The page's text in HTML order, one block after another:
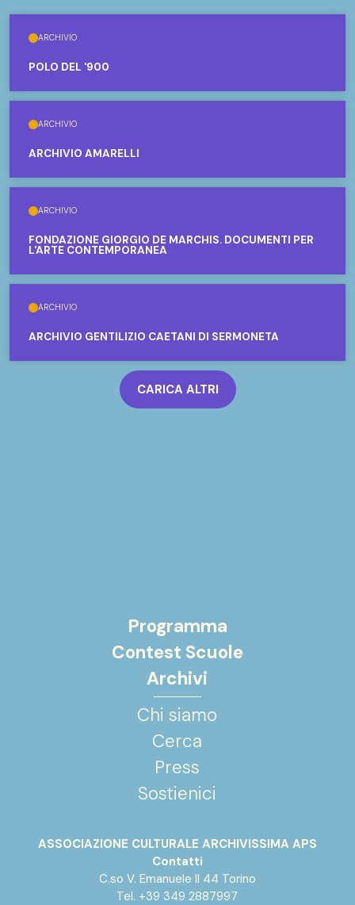
ARCHIVIO
POLO DEL '900
ARCHIVIO
ARCHIVIO AMARELLI
ARCHIVIO
FONDAZIONE GIORGIO DE MARCHIS. DOCUMENTI PER
L'ARTE CONTEMPORANEA
ARCHIVIO
ARCHIVIO GENTILIZIO CAETANI DI SERMONETA
CARICA ALTRI
Programma
Contest Scuole
Archivi
Chi siamo
Cerca
Press
Sostienici
ASSOCIAZIONE CULTURALE ARCHIVISSIMA APS
Contatti
C.so V. Emanuele II 44 Torino
Tel. +39 349 2887997